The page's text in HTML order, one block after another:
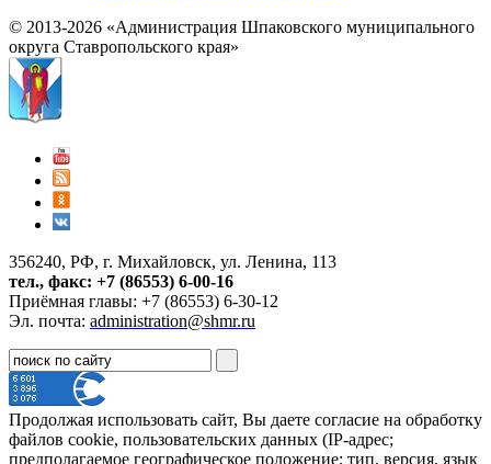
© 2013-2026 «Администрация Шпаковского муниципального
округа Ставропольского края»
356240, РФ, г. Михайловск, ул. Ленина, 113
тел., факс: +7 (86553) 6-00-16
Приёмная главы: +7 (86553) 6-30-12
Эл. почта: administration@shmr.ru
Продолжая использовать сайт, Вы даете согласие на обработку
файлов cookie, пользовательских данных (IP-адрес;
предполагаемое географическое положение; тип, версия, язык